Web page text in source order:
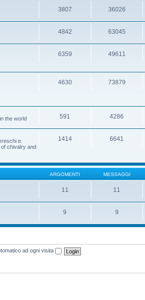
3807 36026
4842 63045
6359 49611
4630 73879
the world
591 4286
e
chivalry and
1414 6641
ARGOMENTI MESSAGGI
11 11
9 9
ad ogni visita